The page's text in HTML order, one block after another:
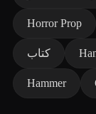
Horror Prop
كتاب
Hammer